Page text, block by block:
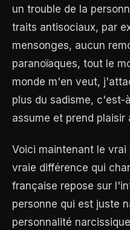
un trouble de la
traits antisociaux, par
mensonges, aucun
paranoïaques, tout le
monde m'en veut,
plus du sadisme, c'est-
assume et prend plaisir
Voici maintenant le
vraie différence qui
française repose sur
personne qui est juste
personnalité